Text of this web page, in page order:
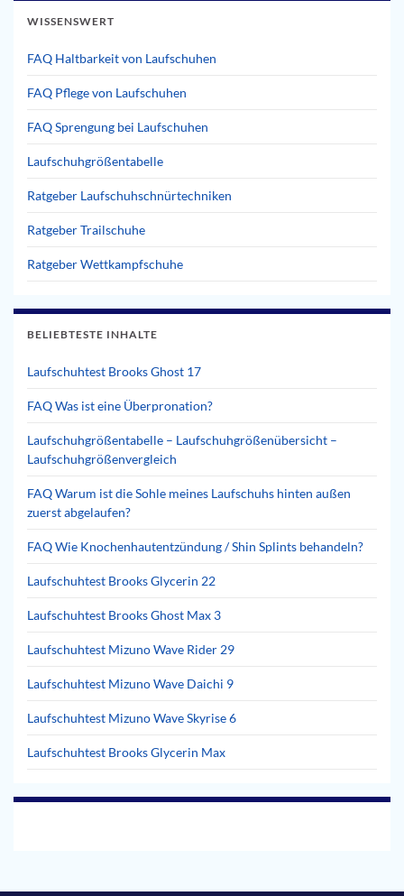
WISSENSWERT
FAQ Haltbarkeit von Laufschuhen
FAQ Pflege von Laufschuhen
FAQ Sprengung bei Laufschuhen
Laufschuhgrößentabelle
Ratgeber Laufschuhschnürtechniken
Ratgeber Trailschuhe
Ratgeber Wettkampfschuhe
BELIEBTESTE INHALTE
Laufschuhtest Brooks Ghost 17
FAQ Was ist eine Überpronation?
Laufschuhgrößentabelle – Laufschuhgrößenübersicht –
Laufschuhgrößenvergleich
FAQ Warum ist die Sohle meines Laufschuhs hinten außen
zuerst abgelaufen?
FAQ Wie Knochenhautentzündung / Shin Splints behandeln?
Laufschuhtest Brooks Glycerin 22
Laufschuhtest Brooks Ghost Max 3
Laufschuhtest Mizuno Wave Rider 29
Laufschuhtest Mizuno Wave Daichi 9
Laufschuhtest Mizuno Wave Skyrise 6
Laufschuhtest Brooks Glycerin Max